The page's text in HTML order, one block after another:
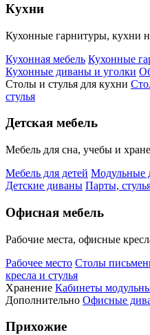
Кухни
Кухонные гарнитуры, кухни
Кухонная мебель Кухонные
Кухонные диваны и уголки
Столы и стулья для кухни
стулья
Детская мебель
Мебель для сна, учебы и
Мебель для детей Модульные
Детские диваны Парты,
Офисная мебель
Рабочие места, офисные
Рабочее место Столы
кресла и стулья
Хранение Кабинеты
Дополнительно Офисные
Прихожие